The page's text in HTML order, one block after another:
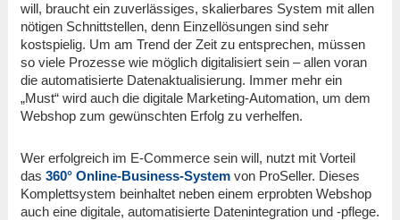
will, braucht ein zuverlässiges, skalierbares System mit allen
nötigen Schnittstellen, denn Einzellösungen sind sehr
kostspielig. Um am Trend der Zeit zu entsprechen, müssen
so viele Prozesse wie möglich digitalisiert sein – allen voran
die automatisierte Datenaktualisierung. Immer mehr ein
„Must“ wird auch die digitale Marketing-Automation, um dem
Webshop zum gewünschten Erfolg zu verhelfen.
Wer erfolgreich im E-Commerce sein will, nutzt mit Vorteil
das 360° Online-Business-Systemvon ProSeller. Dieses
Komplettsystem beinhaltet neben einem erprobten Webshop
auch eine digitale, automatisierte Datenintegration und -pflege.